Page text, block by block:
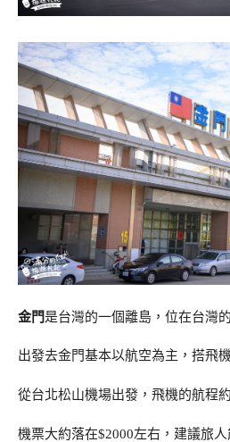
金門是台灣的一個離島，位在台灣
出發去金門基本以航空為主，搭飛
從台北松山機場出發，飛機的航程
機票大約落在$2000左右，建議旅